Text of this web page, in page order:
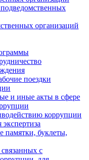
организаций
поездки
и иные акты в сфере
коррупции
памятки, буклеты,
с